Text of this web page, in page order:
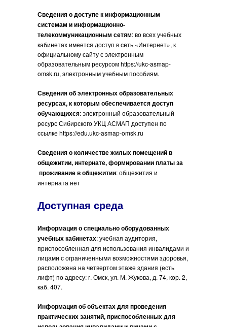
Сведения о доступе к информационным
системам и информационно-
телекоммуникационным сетям: во всех учебных
кабинетах имеется доступ в сеть «Интернет», к
официальному сайту с электронным
образовательным ресурсом https://ukc-asmap-
omsk.ru, электронным учебным пособиям.
Сведения об электронных образовательных
ресурсах, к которым обеспечивается доступ
обучающихся: электронный образовательный
ресурс Сибирского УКЦ АСМАП доступен по
ссылке https://edu.ukc-asmap-omsk.ru
Сведения о количестве жилых помещений в
общежитии, интернате, формировании платы за
проживание в общежитии: общежития и
интерната нет
Доступная среда
Информация о специально оборудованных
учебных кабинетах: учебная аудитория,
приспособленная для использования инвалидами и
лицами с ограниченными возможностями здоровья,
расположена на четвертом этаже здания (есть
лифт) по адресу: г. Омск, ул. М. Жукова, д. 74, кор. 2,
каб. 407.
Информация об объектах для проведения
практических занятий, приспособленных для